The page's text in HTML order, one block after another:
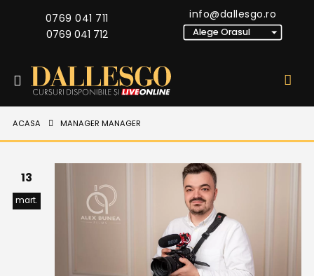
0769 041 711
0769 041 712
info@dallesgo.ro
ACASA MANAGER MANAGER
13
mart.